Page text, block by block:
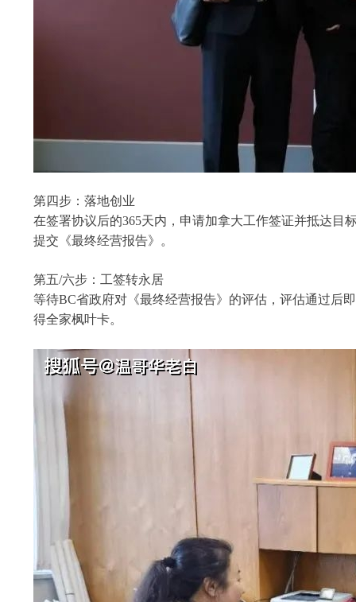
第四步：落地创业
在签署协议后的365天内，申请加拿大工作签证并抵达目
提交《最终经营报告》。
第五/六步：工签转永居
等待BC省政府对《最终经营报告》的评估，评估通过后
得全家枫叶卡。